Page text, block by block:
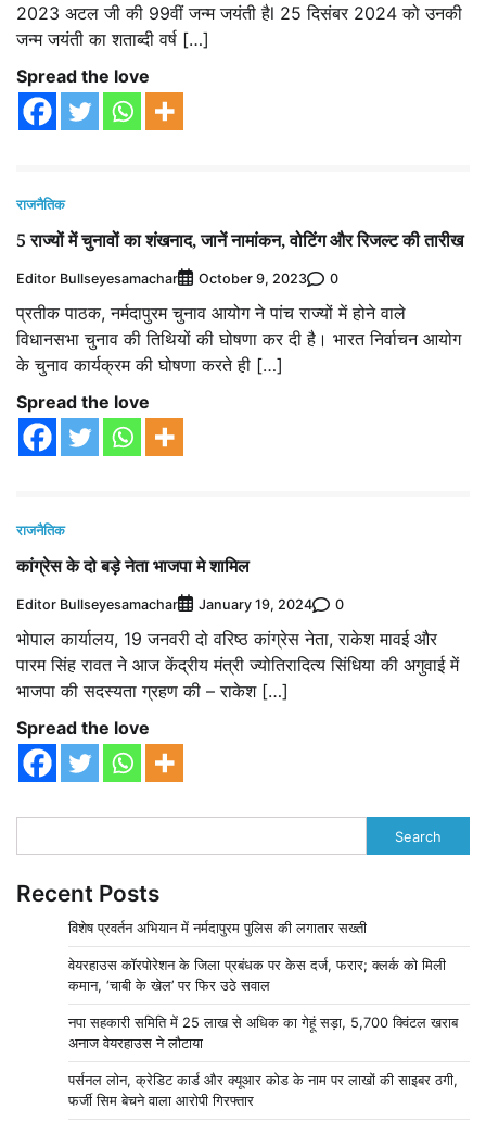
2023 अटल जी की 99वीं जन्म जयंती हैl 25 दिसंबर 2024 को उनकी
जन्म जयंती का शताब्दी वर्ष […]
Spread the love
राजनैतिक
5 राज्यों में चुनावों का शंखनाद, जानें नामांकन, वोटिंग और रिजल्‍ट की तारीख
Editor Bullseyesamachar October 9, 2023 0
प्रतीक पाठक, नर्मदापुरम चुनाव आयोग ने पांच राज्यों में होने वाले
विधानसभा चुनाव की तिथियों की घोषणा कर दी है। भारत निर्वाचन आयोग
के चुनाव कार्यक्रम की घोषणा करते ही […]
Spread the love
राजनैतिक
कांग्रेस के दो बड़े नेता भाजपा मे शामिल
Editor Bullseyesamachar January 19, 2024 0
भोपाल कार्यालय, 19 जनवरी दो वरिष्ठ कांग्रेस नेता, राकेश मावई और
पारम सिंह रावत ने आज केंद्रीय मंत्री ज्योतिरादित्य सिंधिया की अगुवाई में
भाजपा की सदस्यता ग्रहण की – राकेश […]
Spread the love
Search
Recent Posts
विशेष प्रवर्तन अभियान में नर्मदापुरम पुलिस की लगातार सख्ती
वेयरहाउस कॉरपोरेशन के जिला प्रबंधक पर केस दर्ज, फरार; क्लर्क को मिली
कमान, ‘चाबी के खेल’ पर फिर उठे सवाल
नपा सहकारी समिति में 25 लाख से अधिक का गेहूं सड़ा, 5,700 क्विंटल खराब
अनाज वेयरहाउस ने लौटाया
पर्सनल लोन, क्रेडिट कार्ड और क्यूआर कोड के नाम पर लाखों की साइबर ठगी,
फर्जी सिम बेचने वाला आरोपी गिरफ्तार